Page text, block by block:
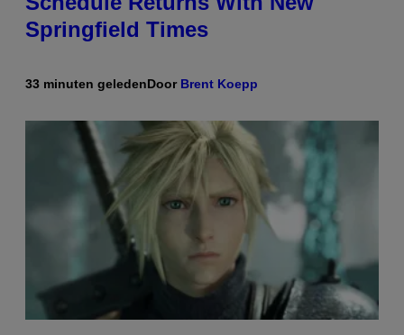
Springfield Times
33 minuten geledenDoor Brent Koepp